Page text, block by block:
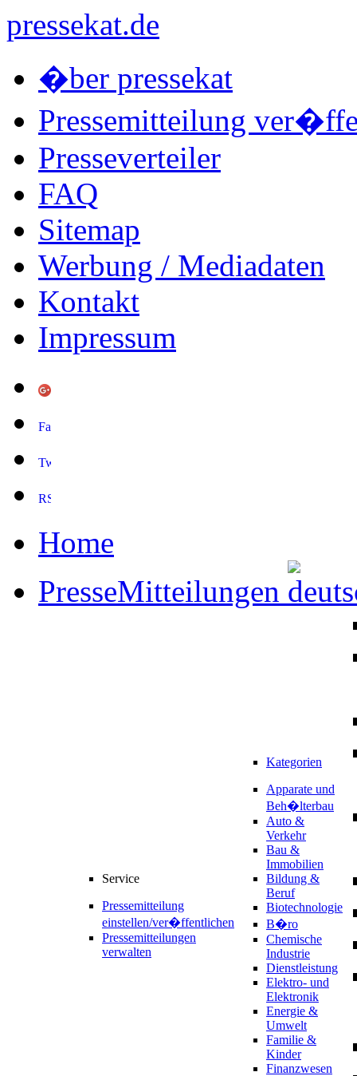
pressekat.de
�ber pressekat
Pressemitteilung
Presseverteiler
FAQ
Sitemap
Werbung / Mediadaten
Kontakt
Impressum
Home
PresseMitteilungen
Service
Pressemitteilung
einstellen/ver�ffentlichen
Pressemitteilungen
verwalten
Kategorien
Apparate und
Beh�lterbau
Auto &
Verkehr
Bau &
Immobilien
Bildung &
Beruf
Biotechnologie
B�ro
Chemische
Industrie
Dienstleistung
Elektro- und
Elektronik
Energie &
Umwelt
Familie &
Kinder
Finanzwesen